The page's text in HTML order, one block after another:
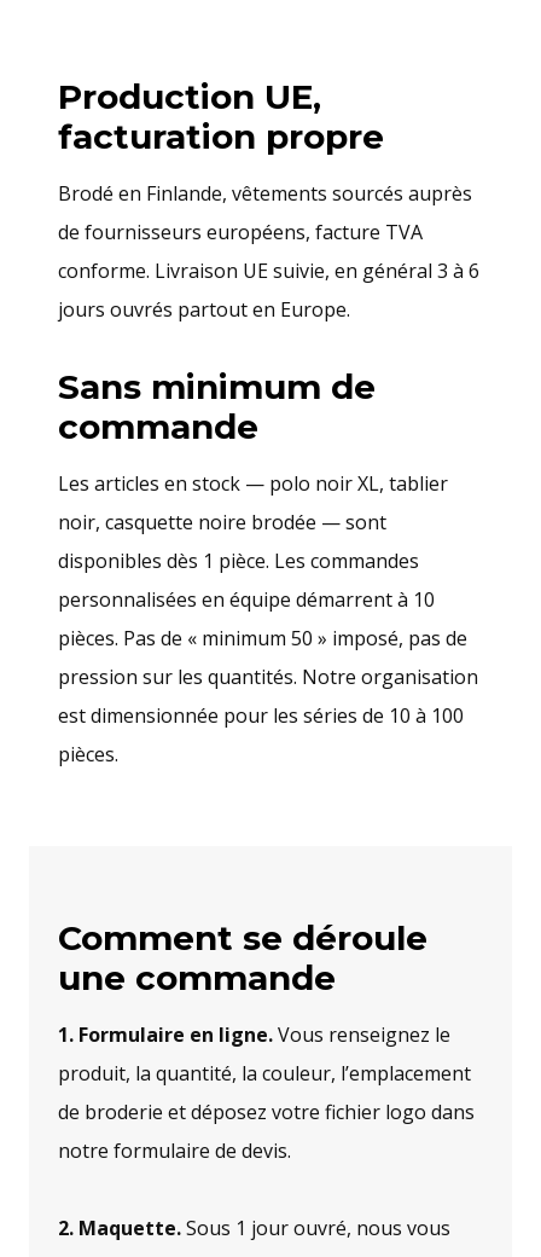
Production UE,
facturation propre
Brodé en Finlande, vêtements sourcés auprès
de fournisseurs européens, facture TVA
conforme. Livraison UE suivie, en général 3 à 6
jours ouvrés partout en Europe.
Sans minimum de
commande
Les articles en stock — polo noir XL, tablier
noir, casquette noire brodée — sont
disponibles dès 1 pièce. Les commandes
personnalisées en équipe démarrent à 10
pièces. Pas de « minimum 50 » imposé, pas de
pression sur les quantités. Notre organisation
est dimensionnée pour les séries de 10 à 100
pièces.
Comment se déroule
une commande
1. Formulaire en ligne.Vous renseignez le
produit, la quantité, la couleur, l’emplacement
de broderie et déposez votre fichier logo dans
notre formulaire de devis.
2. Maquette.Sous 1 jour ouvré, nous vous